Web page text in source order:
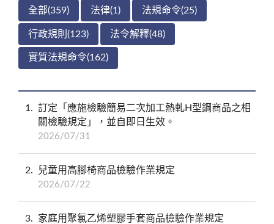
全部(359) 法律(1) 法規命令(25)
行政規則(123) 法令解釋(48)
實質法規命令(162)
1
訂定「應施檢驗簡易二次加工熱軋H型鋼商品之相
關檢驗規定」，並自即日生效。
2026/07/31
2 兒童用高腳椅商品檢驗作業規定
2026/07/22
3 家庭用聚氯乙烯塑膠手套商品檢驗作業規定